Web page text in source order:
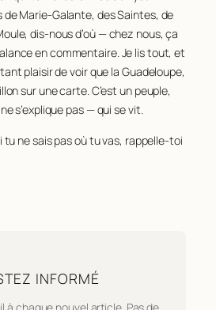
de Marie-Galante, des Saintes, de
dis-nous d’où — chez nous, ça
en commentaire. Je lis tout, et
plaisir de voir que la Guadeloupe,
sur une carte. C’est un peuple,
s’explique pas — qui se vit.
tu ne sais pas où tu vas, rappelle-toi
INFORMÉ
à chaque nouvel article. Pas de